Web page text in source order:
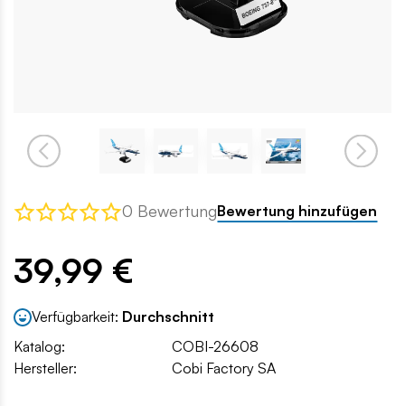
0 BewertungBewertung hinzufügen
39,99 €
Verfügbarkeit: Durchschnitt
Katalog:
COBI-26608
Hersteller:
Cobi Factory SA